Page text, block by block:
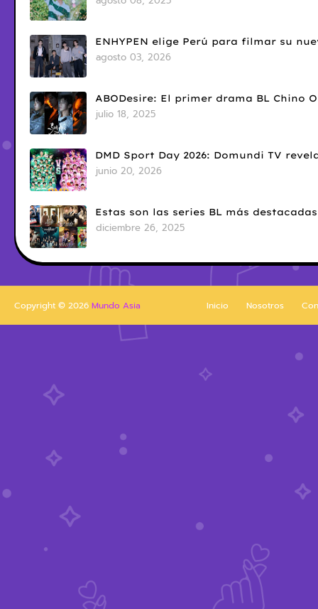
ENHYPEN elige Perú para filmar su
agosto 03, 2026
ABODesire: El primer drama BL Chino
julio 18, 2025
DMD Sport Day 2026: Domundi TV
junio 20, 2026
Estas son las series BL más destacadas
diciembre 26, 2025
Inicio Nosotros
Copyright © 2026 Mundo Asia